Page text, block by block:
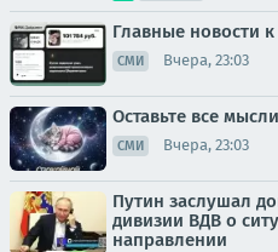
Главные новости к
СМИ Вчера, 23:03
Оставьте все
СМИ Вчера, 23:03
Путин заслушал
дивизии ВДВ о
направлении